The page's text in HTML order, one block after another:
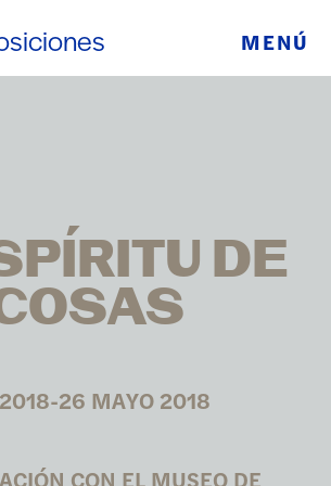
MENÚ
DE
DE
26 MAYO 2018
CON EL MUSEO DE